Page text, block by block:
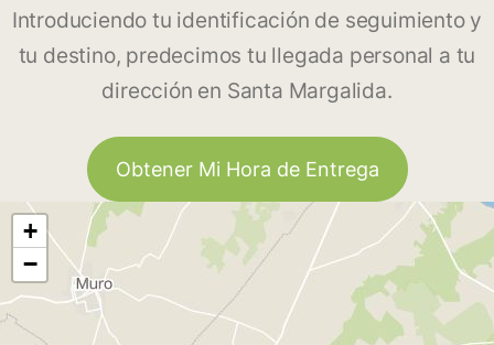
Introduciendo tu identificación de seguimiento y
tu destino, predecimos tu llegada personal a tu
dirección en Santa Margalida.
Obtener Mi Hora de Entrega
+
−